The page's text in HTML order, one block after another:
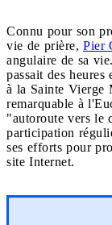
Connu pour son
vie de prière, Pier
angulaire de sa
passait des
à la Sainte Vierge
remarquable à
"autoroute vers le
participation
ses efforts pour
site Internet.